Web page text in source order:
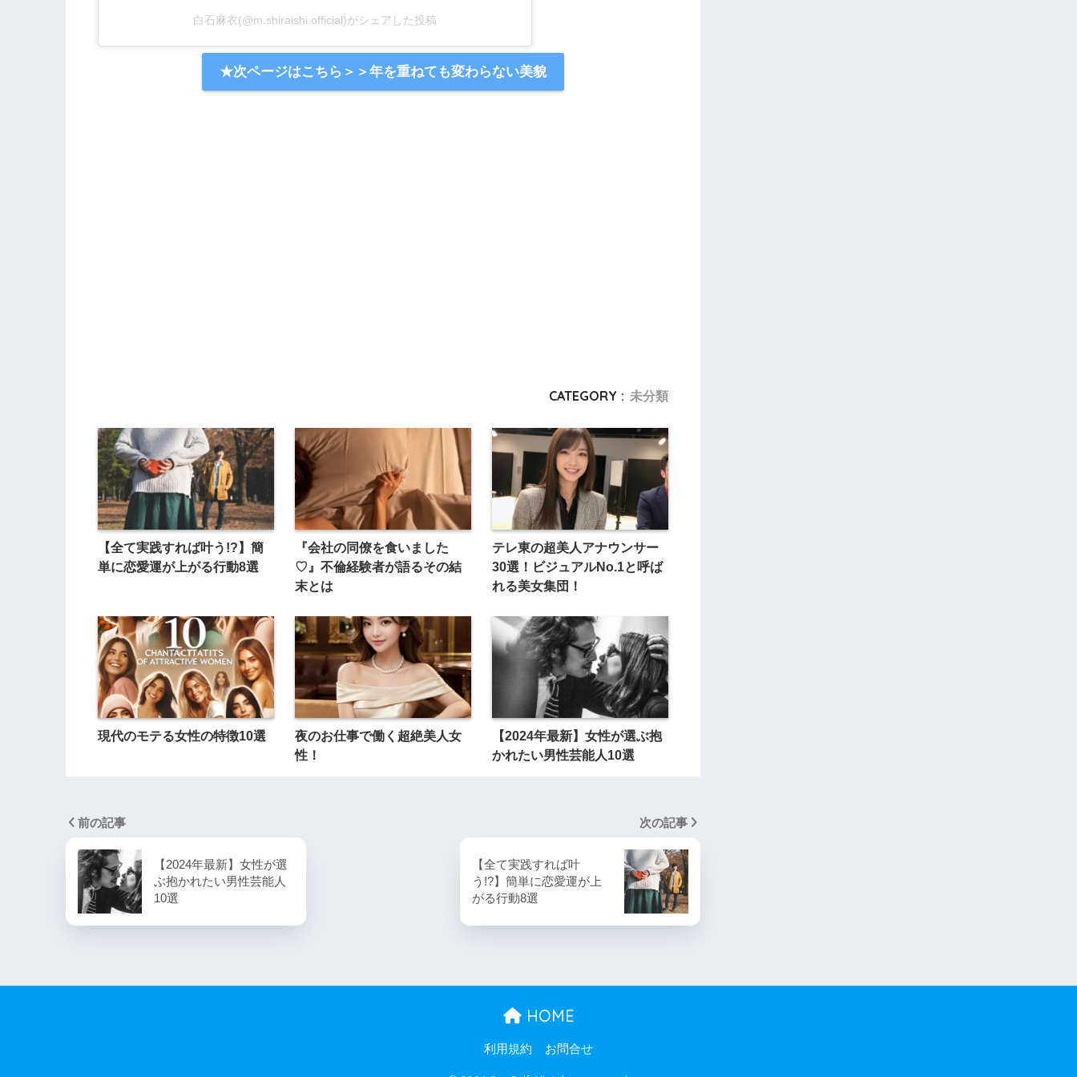
白石麻衣(@m.shiraishi.official)がシェアした投稿
★次ページはこちら＞＞年を重ねても変わらない美貌
CATEGORY : 未分類
【全て実践すれば叶う!?】簡
単に恋愛運が上がる行動8選
『会社の同僚を食いました
♡』不倫経験者が語るその結
末とは
テレ東の超美人アナウンサー
30選！ビジュアルNo.1と呼ば
れる美女集団！
現代のモテる女性の特徴10選
夜のお仕事で働く超絶美人女
性！
【2024年最新】女性が選ぶ抱
かれたい男性芸能人10選
前の記事
【2024年最新】女性が選
ぶ抱かれたい男性芸能人
10選
次の記事
【全て実践すれば叶
う!?】簡単に恋愛運が上
がる行動8選
HOME
利用規約 お問合せ